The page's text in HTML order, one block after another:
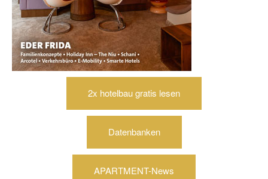
2x hotelbau gratis lesen
Datenbanken
APARTMENT-News